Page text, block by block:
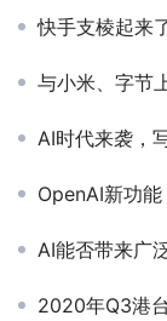
快手支棱起来
与小米、字节
AI时代来袭，
OpenAI新功能 “深
AI能否带来广
2020年Q3港台地